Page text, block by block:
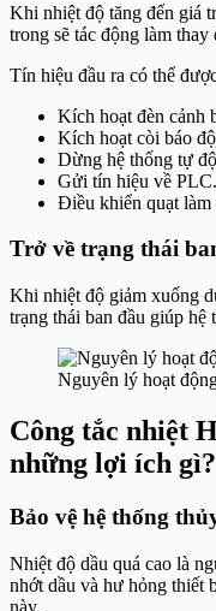
Khi nhiệt độ tăng đến giá
trong sẽ tác động làm
Tín hiệu đầu ra có thể
Kích hoạt đèn cảnh
Kích hoạt còi báo
Dừng hệ thống tự
Gửi tín hiệu về PLC.
Điều khiển quạt làm
Trở về trạng thái
Khi nhiệt độ giảm xuống
trạng thái ban đầu giúp
Nguyên lý hoạt
Công tắc nhiệt
những lợi ích gì?
Bảo vệ hệ thống
Nhiệt độ dầu quá cao là
nhớt dầu và hư hỏng thiết
này.